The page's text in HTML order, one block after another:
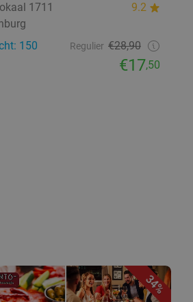
1711
9.2
150
Regulier €28,90
€17,50
34%